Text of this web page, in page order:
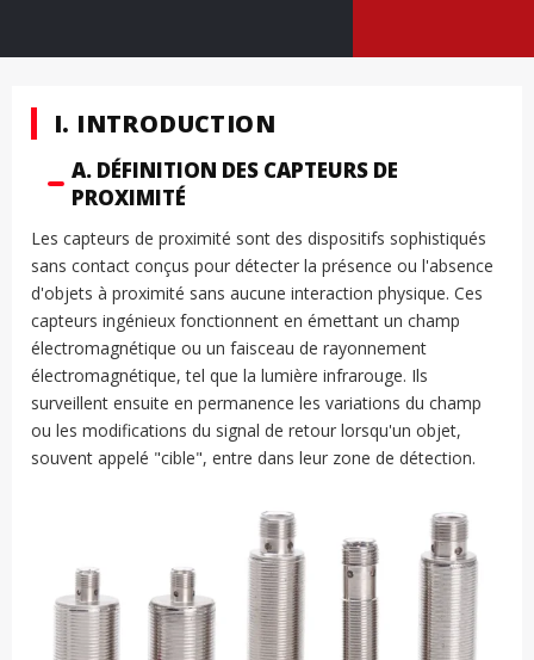
I. INTRODUCTION
A. DÉFINITION DES CAPTEURS DE
PROXIMITÉ
Les capteurs de proximité sont des dispositifs sophistiqués
sans contact conçus pour détecter la présence ou l'absence
d'objets à proximité sans aucune interaction physique. Ces
capteurs ingénieux fonctionnent en émettant un champ
électromagnétique ou un faisceau de rayonnement
électromagnétique, tel que la lumière infrarouge. Ils
surveillent ensuite en permanence les variations du champ
ou les modifications du signal de retour lorsqu'un objet,
souvent appelé "cible", entre dans leur zone de détection.